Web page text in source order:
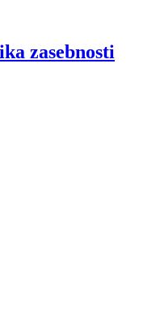
zasebnosti